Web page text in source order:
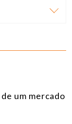
um mercado